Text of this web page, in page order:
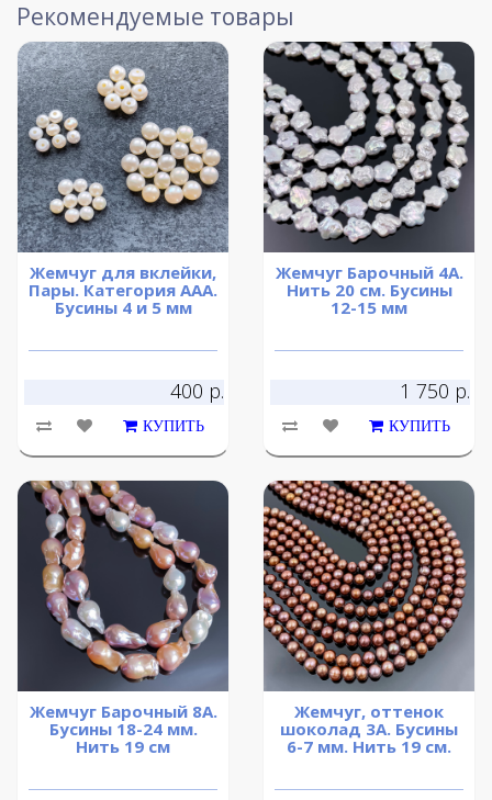
Рекомендуемые товары
Жемчуг для вклейки,
Пары. Категория ААА.
Бусины 4 и 5 мм
400 р.
КУПИТЬ
Жемчуг Барочный 4А.
Нить 20 см. Бусины
12-15 мм
1 750 р.
КУПИТЬ
Жемчуг Барочный 8А.
Бусины 18-24 мм.
Нить 19 см
Жемчуг, оттенок
шоколад 3А. Бусины
6-7 мм. Нить 19 см.